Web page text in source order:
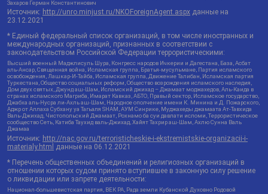
Захаров Герман Константинович
Источник: http://unro.minjust.ru/NKOForeignAgent.aspx данные на
23.12.2021
* Единый федеральный список организаций, в том числе иностранных и
международных организаций, признанных в соответствии с
законодательством Российской Федерации террористическими:
Высший военный Маджлисуль Шура, Конгресс народов Ичкерии и Дагестана, База, Асбат
аль-Ансар, Священная война, Исламская группа, Братья-мусульмане, Партия исламского
освобождения, Лашкар-И-Тайба, Исламская группа, Движение Талибан, Исламская партия
Туркестана, Общество социальных реформ, Общество возрождения исламского наследия,
Дом двух святых, Джунд аш-Шам, Исламский джихад – Джамаат моджахедов, Аль-Каида в
странах исламского Магриба, Имарат Кавказ, АБТО, Правый сектор, Исламское государство,
Джабха аль-Нусра ли-Ахль аш-Шам, Народное ополчение имени К. Минина и Д. Пожарского,
Аджр от Аллаха Субхану уа Тагьаля SHAM, АУМ Синрике, Муджахеды джамаата Ат-Тавхида
Валь-Джихад, Чистопольский Джамаат, Рохнамо ба суи давлати исломи, Террористическое
сообщество Сеть, Катиба Таухид валь-Джихад, Хайят Тахрир аш-Шам, Ахлю Сунна Валь
Джамаа
Источник: http://nac.gov.ru/terroristicheskie-i-ekstremistskie-organizacii-i-
materialy.html
данные на 06.12.2021
* Перечень общественных объединений и религиозных организаций в
отношении которых судом принято вступившее в законную силу решение
о ликвидации или запрете деятельности:
Национал-большевистская партия, ВЕК РА, Рада земли Кубанской Духовно Родовой